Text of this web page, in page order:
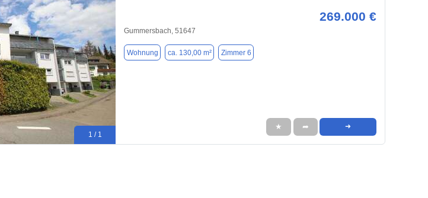
1 / 1
269.000 €
Gummersbach, 51647
Wohnung ca. 130,00 m² Zimmer 6
★ ➦ ➜